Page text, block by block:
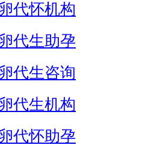
代怀机构
代生助孕
代生咨询
代生机构
代怀助孕